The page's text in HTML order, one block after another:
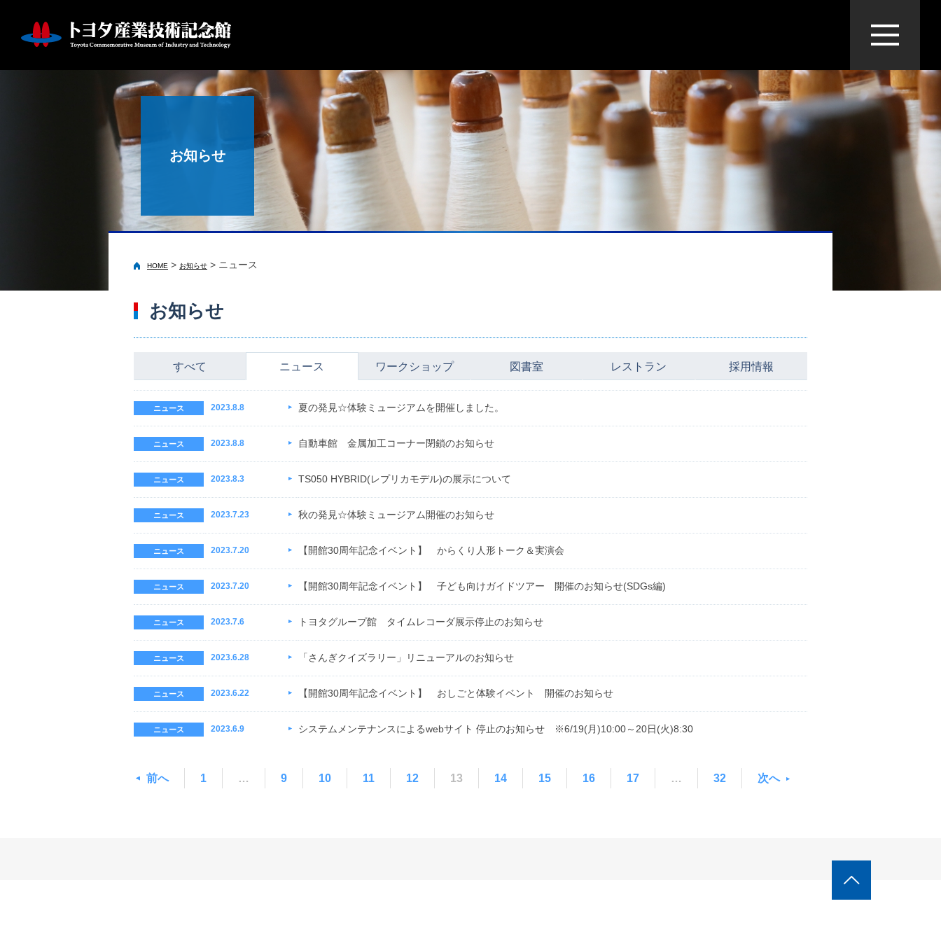
お知らせ
HOME > お知らせ > ニュース
お知らせ
すべて ニュース ワークショップ 図書室 レストラン 採用情報
ニュース 2023.8.8 夏の発見☆体験ミュージアムを開催しました。
ニュース 2023.8.8 自動車館 金属加工コーナー閉鎖のお知らせ
ニュース 2023.8.3 TS050 HYBRID(レプリカモデル)の展示について
ニュース 2023.7.23 秋の発見☆体験ミュージアム開催のお知らせ
ニュース 2023.7.20 【開館30周年記念イベント】 からくり人形トーク＆実演会
ニュース 2023.7.20 【開館30周年記念イベント】 子ども向けガイドツアー 開催のお知らせ(SDGs編)
ニュース 2023.7.6 トヨタグループ館 タイムレコーダ展示停止のお知らせ
ニュース 2023.6.28 「さんぎクイズラリー」リニューアルのお知らせ
ニュース 2023.6.22 【開館30周年記念イベント】 おしごと体験イベント 開催のお知らせ
ニュース 2023.6.9 システムメンテナンスによるwebサイト 停止のお知らせ ※6/19(月)10:00～20日(火)8:30
前へ 1 … 9 10 11 12 13 14 15 16 17 … 32 次へ
